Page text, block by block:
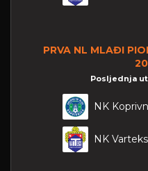
PRVA NL MLAĐI
Posljednja
NK
NK